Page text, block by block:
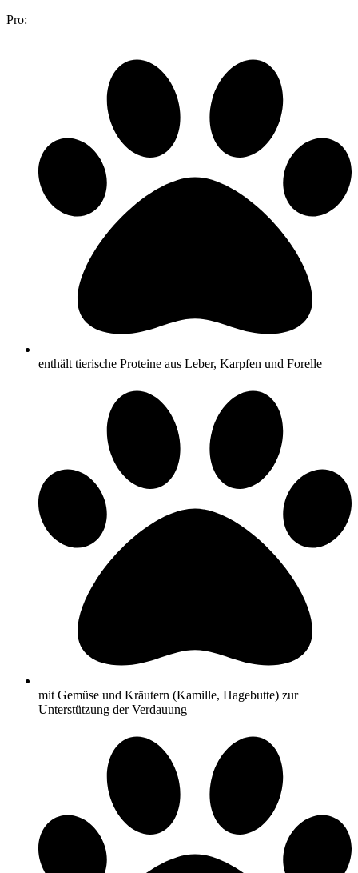
Pro:
enthält tierische Proteine aus Leber, Karpfen und Forelle
mit Gemüse und Kräutern (Kamille, Hagebutte) zur
Unterstützung der Verdauung